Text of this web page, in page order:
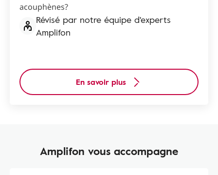
acouphènes?
Révisé par notre équipe d'experts
Amplifon
En savoir plus
Amplifon vous accompagne